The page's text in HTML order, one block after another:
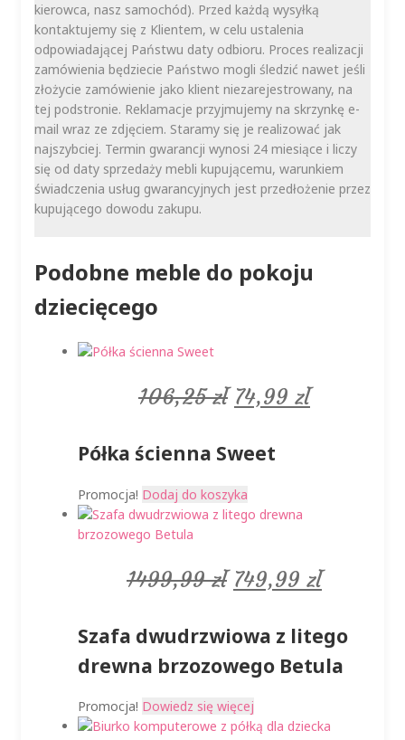
kierowca, nasz samochód). Przed każdą wysyłką
kontaktujemy się z Klientem, w celu ustalenia
odpowiadającej Państwu daty odbioru. Proces realizacji
zamówienia będziecie Państwo mogli śledzić nawet jeśli
złożycie zamówienie jako klient niezarejestrowany, na
tej podstronie. Reklamacje przyjmujemy na skrzynkę e-
mail wraz ze zdjęciem. Staramy się je realizować jak
najszybciej. Termin gwarancji wynosi 24 miesiące i liczy
się od daty sprzedaży mebli kupującemu, warunkiem
świadczenia usług gwarancyjnych jest przedłożenie przez
kupującego dowodu zakupu.
Podobne meble do pokoju
dziecięcego
106,25zł Pierwotna
wynosiła:
106,25 zł.
74,99 złAktualna
Półka ścienna Sweet
Promocja! Dodaj do koszyka
1499,99zł Pierwotna
wynosiła:
1499,99 zł.
749,99 zł
wynosi:
749,99
Szafa dwudrzwiowa z litego
drewna brzozowego Betula
Promocja! Dowiedz się więcej